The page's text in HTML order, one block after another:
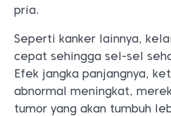
pria.
Seperti kanker lainnya,
cepat sehingga sel-sel
Efek jangka panjangnya,
abnormal meningkat,
tumor yang akan tumbuh